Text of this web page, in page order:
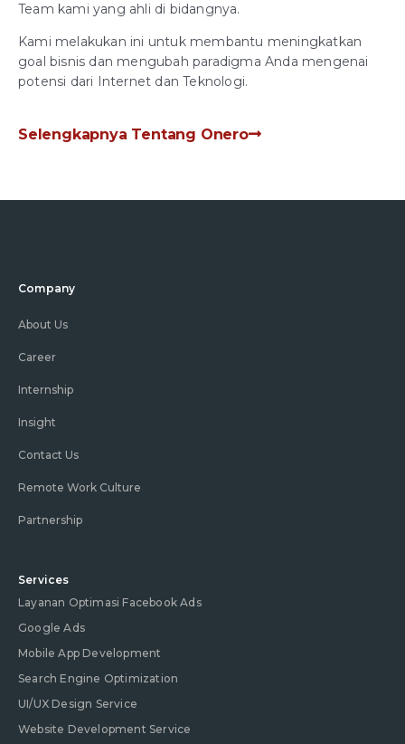
Team kami yang ahli di bidangnya.
Kami melakukan ini untuk membantu meningkatkan
goal bisnis dan mengubah paradigma Anda mengenai
potensi dari Internet dan Teknologi.
Selengkapnya Tentang Onero
Company
About Us
Career
Internship
Insight
Contact Us
Remote Work Culture
Partnership
Services
Layanan Optimasi Facebook Ads
Google Ads
Mobile App Development
Search Engine Optimization
UI/UX Design Service
Website Development Service